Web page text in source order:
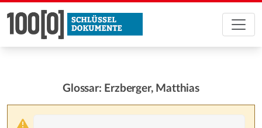
Glossar: Erzberger, Matthias